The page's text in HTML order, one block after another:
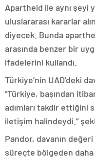
Apartheid ile aynı şeyi
uluslararası kararlar
diyecek. Bunda
arasında benzer bir
ifadelerini kullandı.
Türkiye’nin UAD’deki
“Türkiye, başından
adımları takdir ettiğini
iletişim halindeydi.”
Pandor, davanın
süreçte bölgeden daha